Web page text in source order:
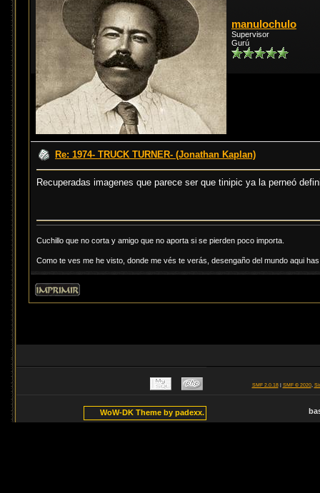
manulochulo
Supervisor
Gurú
Re: 1974- TRUCK TURNER- (Jonathan Kaplan)
Recuperadas imagenes que parece ser que tinipic ya la perneó
Cuchillo que no corta y amigo que no aporta si se pierden poco importa.
Como te ves me he visto, donde me vés te verás, desengaño del mundo aqui
SMF 2.0.18| SMF © 2020,
WoW-DK Theme by padexx.